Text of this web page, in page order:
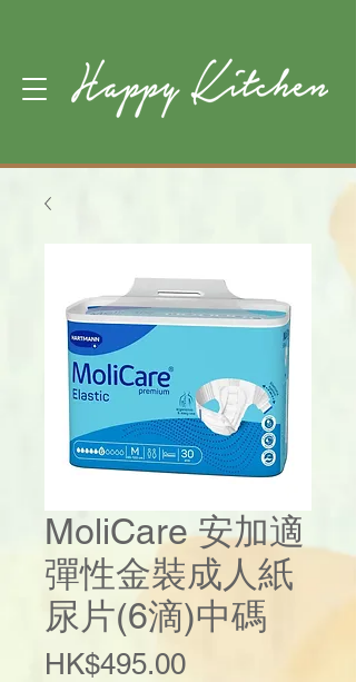
MoliCare 安加適
彈性金裝成人紙
尿片(6滴)中碼
HK$495.00Price